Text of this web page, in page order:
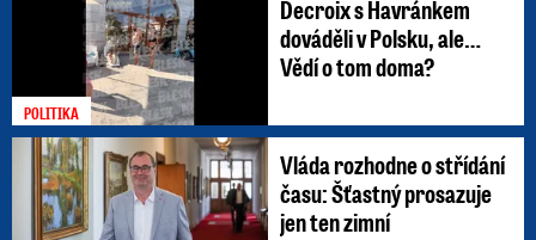
POLITIKA
Decroix s Havránkem
dováděli v Polsku, ale…
Vědí o tom doma?
Vláda rozhodne o střídání
času: Šťastný prosazuje
jen ten zimní